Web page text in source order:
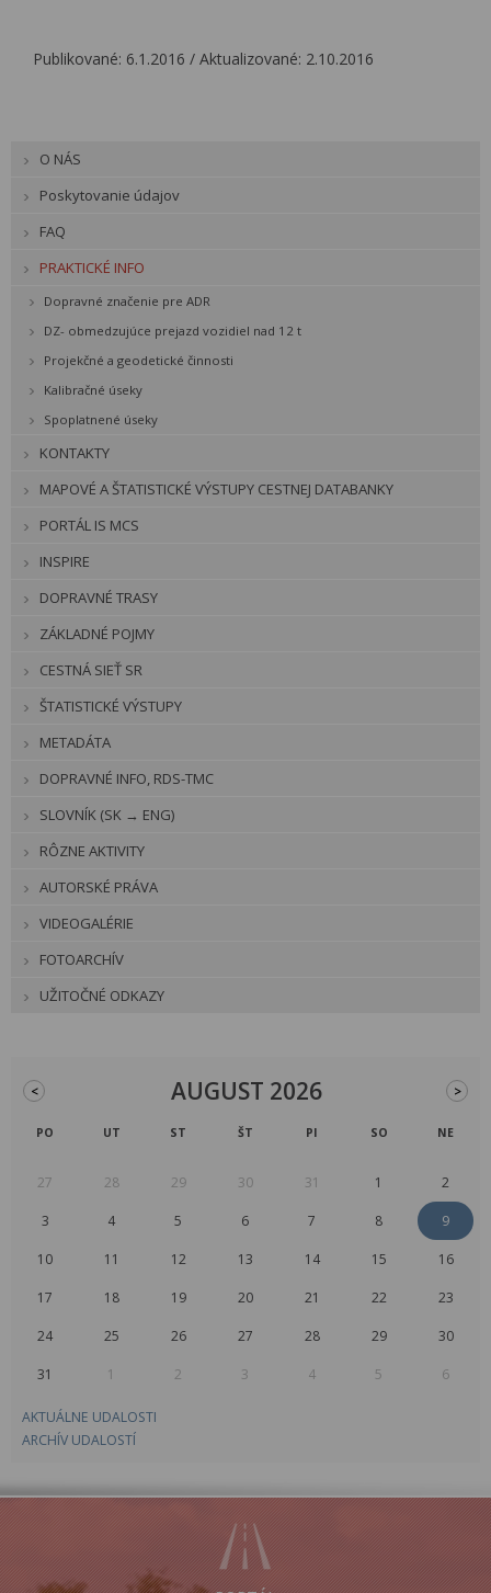
Publikované: 6.1.2016 / Aktualizované: 2.10.2016
O NÁS
Poskytovanie údajov
FAQ
PRAKTICKÉ INFO
Dopravné značenie pre ADR
DZ- obmedzujúce prejazd vozidiel nad 12 t
Projekčné a geodetické činnosti
Kalibračné úseky
Spoplatnené úseky
KONTAKTY
MAPOVÉ A ŠTATISTICKÉ VÝSTUPY CESTNEJ DATABANKY
PORTÁL IS MCS
INSPIRE
DOPRAVNÉ TRASY
ZÁKLADNÉ POJMY
CESTNÁ SIEŤ SR
ŠTATISTICKÉ VÝSTUPY
METADÁTA
DOPRAVNÉ INFO, RDS-TMC
SLOVNÍK (SK → ENG)
RÔZNE AKTIVITY
AUTORSKÉ PRÁVA
VIDEOGALÉRIE
FOTOARCHÍV
UŽITOČNÉ ODKAZY
< AUGUST 2026 >
PO UT ST ŠT PI SO NE
27 28 29 30 31 1 2
3 4 5 6 7 8 9
10 11 12 13 14 15 16
17 18 19 20 21 22 23
24 25 26 27 28 29 30
31 1 2 3 4 5 6
AKTUÁLNE UDALOSTI
ARCHÍV UDALOSTÍ